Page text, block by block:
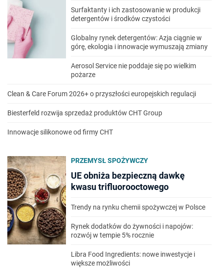
Surfaktanty i ich zastosowanie w produkcji
detergentów i środków czystości
Globalny rynek detergentów: Azja ciągnie w
górę, ekologia i innowacje wymuszają zmiany
Aerosol Service nie poddaje się po wielkim
pożarze
Clean & Care Forum 2026+ o przyszłości europejskich regulacji
Biesterfeld rozwija sprzedaż produktów CHT Group
Innowacje silikonowe od firmy CHT
PRZEMYSŁ SPOŻYWCZY
UE obniża bezpieczną dawkę
kwasu trifluorooctowego
Trendy na rynku chemii spożywczej w Polsce
Rynek dodatków do żywności i napojów:
rozwój w tempie 5% rocznie
Libra Food Ingredients: nowe inwestycje i
większe możliwości